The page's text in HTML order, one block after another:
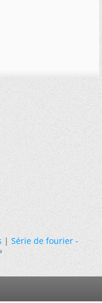
|Série de fourier -